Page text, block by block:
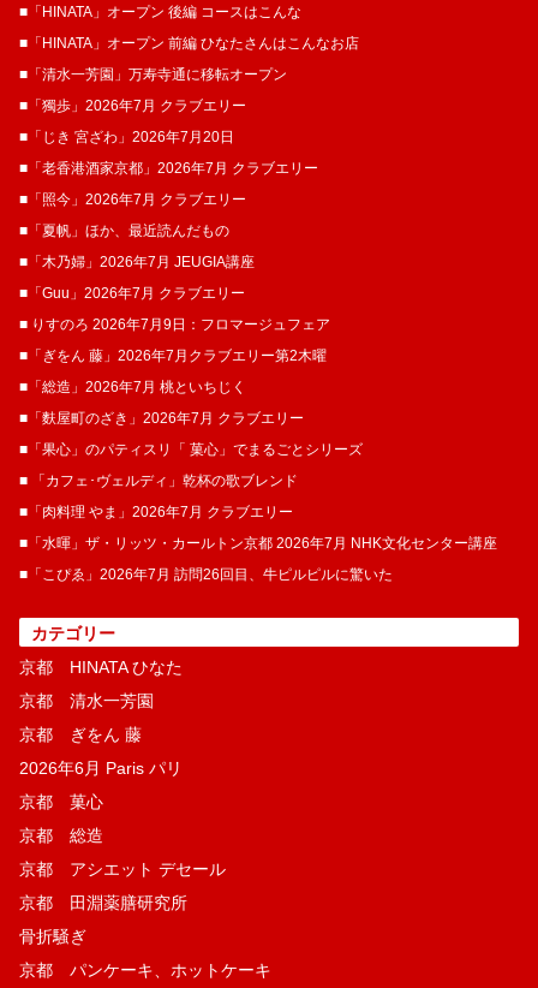
■「HINATA」オープン 後編 コースはこんな
■「HINATA」オープン 前編 ひなたさんはこんなお店
■「清水一芳園」万寿寺通に移転オープン
■「獨歩」2026年7月 クラブエリー
■「じき 宮ざわ」2026年7月20日
■「老香港酒家京都」2026年7月 クラブエリー
■「照今」2026年7月 クラブエリー
■「夏帆」ほか、最近読んだもの
■「木乃婦」2026年7月 JEUGIA講座
■「Guu」2026年7月 クラブエリー
■ りすのろ 2026年7月9日：フロマージュフェア
■「ぎをん 藤」2026年7月クラブエリー第2木曜
■「総造」2026年7月 桃といちじく
■「麩屋町のざき」2026年7月 クラブエリー
■「果心」のパティスリ「 菓​心」でまるごとシリーズ
■ 「カフェ･ヴェルディ」乾杯の歌ブレンド
■「肉料理 やま」2026年7月 クラブエリー
■「水暉」ザ・リッツ・カールトン京都 2026年7月 NHK文化センター講座
■「こぴゑ」2026年7月 訪問26回目、牛ピルピルに驚いた
カテゴリー
京都 HINATA ひなた
京都 清水一芳園
京都 ぎをん 藤
2026年6月 Paris パリ
京都 菓​心
京都 総造
京都 アシエット デセール
京都 田淵薬膳研究所
骨折騒ぎ
京都 パンケーキ、ホットケーキ